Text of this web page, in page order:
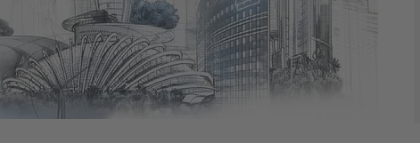
Energy storage
Functional safety